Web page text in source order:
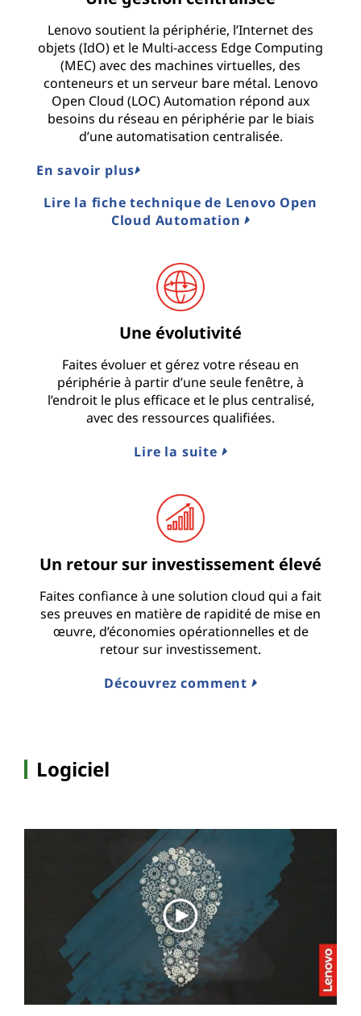
Lenovo soutient la périphérie, l’Internet des
objets (IdO) et le Multi-access Edge Computing
(MEC) avec des machines virtuelles, des
conteneurs et un serveur bare métal. Lenovo
Open Cloud (LOC) Automation répond aux
besoins du réseau en périphérie par le biais
d’une automatisation centralisée.
En savoir plus
Lire la fiche technique de Lenovo Open
Cloud Automation
Une évolutivité
Faites évoluer et gérez votre réseau en
périphérie à partir d’une seule fenêtre, à
l’endroit le plus efficace et le plus centralisé,
avec des ressources qualifiées.
Lire la suite
Un retour sur investissement élevé
Faites confiance à une solution cloud qui a fait
ses preuves en matière de rapidité de mise en
œuvre, d’économies opérationnelles et de
retour sur investissement.
Découvrez comment
Logiciel